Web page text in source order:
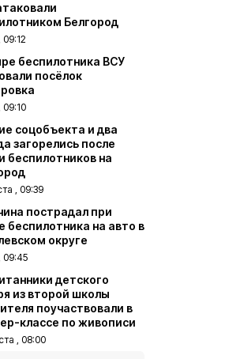
Белгород
беспилотника ВСУ
посёлок
09:10
соцобъекта и два
загорелись после
беспилотников на
, 09:39
пострадал при
беспилотника на авто в
округе
09:45
детского
из второй школы
поучаствовали в
классе по живописи
, 08:00